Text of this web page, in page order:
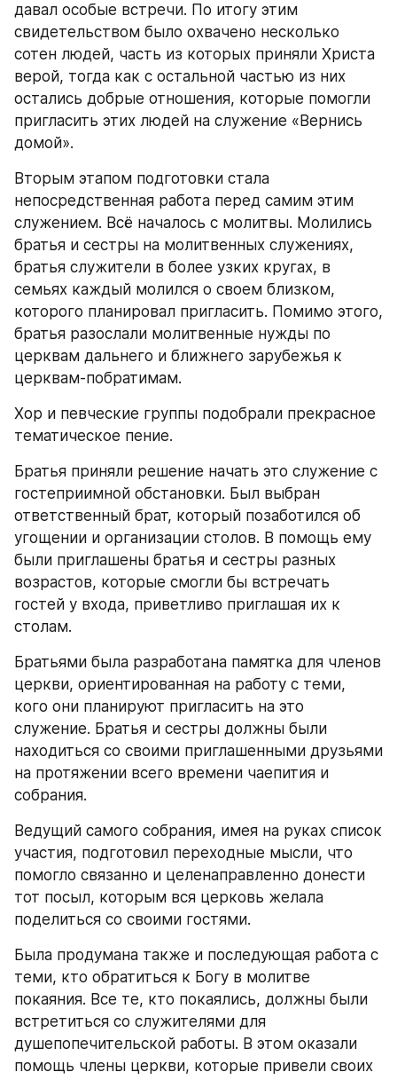
давал особые встречи. По итогу этим
свидетельством было охвачено несколько
сотен людей, часть из которых приняли Христа
верой, тогда как с остальной частью из них
остались добрые отношения, которые помогли
пригласить этих людей на служение «Вернись
домой».
Вторым этапом подготовки стала
непосредственная работа перед самим этим
служением. Всё началось с молитвы. Молились
братья и сестры на молитвенных служениях,
братья служители в более узких кругах, в
семьях каждый молился о своем близком,
которого планировал пригласить. Помимо этого,
братья разослали молитвенные нужды по
церквам дальнего и ближнего зарубежья к
церквам-побратимам.
Хор и певческие группы подобрали прекрасное
тематическое пение.
Братья приняли решение начать это служение с
гостеприимной обстановки. Был выбран
ответственный брат, который позаботился об
угощении и организации столов. В помощь ему
были приглашены братья и сестры разных
возрастов, которые смогли бы встречать
гостей у входа, приветливо приглашая их к
столам.
Братьями была разработана памятка для членов
церкви, ориентированная на работу с теми,
кого они планируют пригласить на это
служение. Братья и сестры должны были
находиться со своими приглашенными друзьями
на протяжении всего времени чаепития и
собрания.
Ведущий самого собрания, имея на руках список
участия, подготовил переходные мысли, что
помогло связанно и целенаправленно донести
тот посыл, которым вся церковь желала
поделиться со своими гостями.
Была продумана также и последующая работа с
теми, кто обратиться к Богу в молитве
покаяния. Все те, кто покаялись, должны были
встретиться со служителями для
душепопечительской работы. В этом оказали
помощь члены церкви, которые привели своих